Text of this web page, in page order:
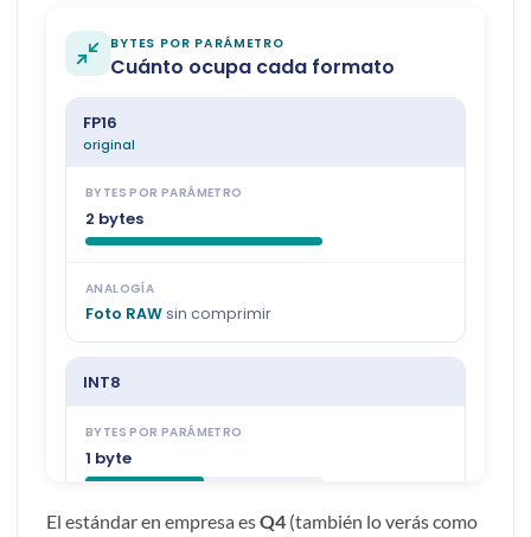
El estándar en empresa esQ4 (también lo verás como